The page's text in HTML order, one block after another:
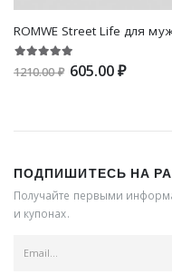
1210.00 ₽ 605.00 ₽
ПОДПИШИТЕСЬ НА
Получайте первыми
и купонах.